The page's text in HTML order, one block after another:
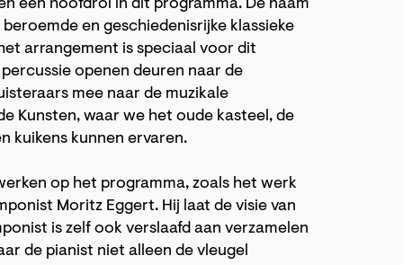
een hoofdrol in dit programma. De naam
en geschiedenisrijke klassieke
arrangement is speciaal voor dit
openen deuren naar de
mee naar de muzikale
Kunsten, waar we het oude kasteel, de
kuikens kunnen ervaren.
op het programma, zoals het werk
Moritz Eggert. Hij laat de visie van
is zelf ook verslaafd aan verzamelen
de pianist niet alleen de vleugel